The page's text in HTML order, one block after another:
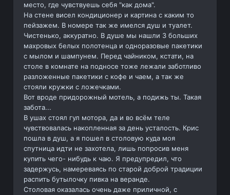
место, где чувствуешь себя "как дома".
На стене висел кондиционер и картина с каким то
пейзажем. В номере так же имелся душ и туалет.
Чистенько, аккуратно. В душе мы нашли 3 больших
махровых белых полотенца и одноразовые пакетики
с мылом и шампунем. Перед чайником, кстати, на
столе в комнате на подносе тоже лежали заботливо
разложенные пакетики с кофе и чаем, а так же
стояли кружки с ложечками.
Вот вроде придорожный мотель, а подижь ты. Такая
забота...
В ушах стоял гул мотора, да и во всём теле
чувствовалась накопленная за день усталость. Крис
пошла в душ, а я пошел в столовую куда моя
спутница идти не захотела, лишь попросив меня
купить чего- нибудь к чаю. Я предупредил, что
задержусь, намереваясь по старой доброй традиции
распить бутылочку пивка на веранде.
Столовая оказалась очень даже приличной, с